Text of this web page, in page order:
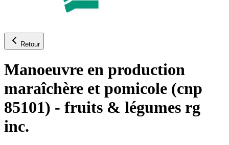
Retour
Manoeuvre en production
maraîchère et pomicole (cnp
85101) - fruits & légumes rg
inc.